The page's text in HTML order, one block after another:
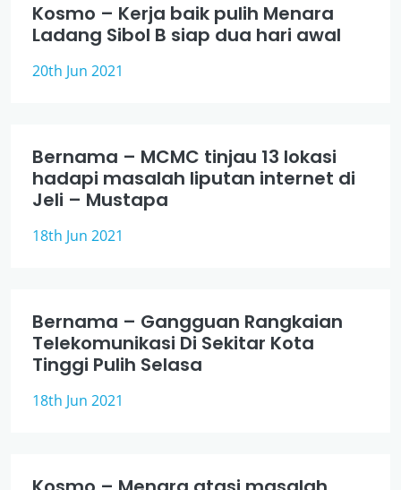
Kosmo – Kerja baik pulih Menara
Ladang Sibol B siap dua hari awal
20th Jun 2021
Bernama – MCMC tinjau 13 lokasi
hadapi masalah liputan internet di
Jeli – Mustapa
18th Jun 2021
Bernama – Gangguan Rangkaian
Telekomunikasi Di Sekitar Kota
Tinggi Pulih Selasa
18th Jun 2021